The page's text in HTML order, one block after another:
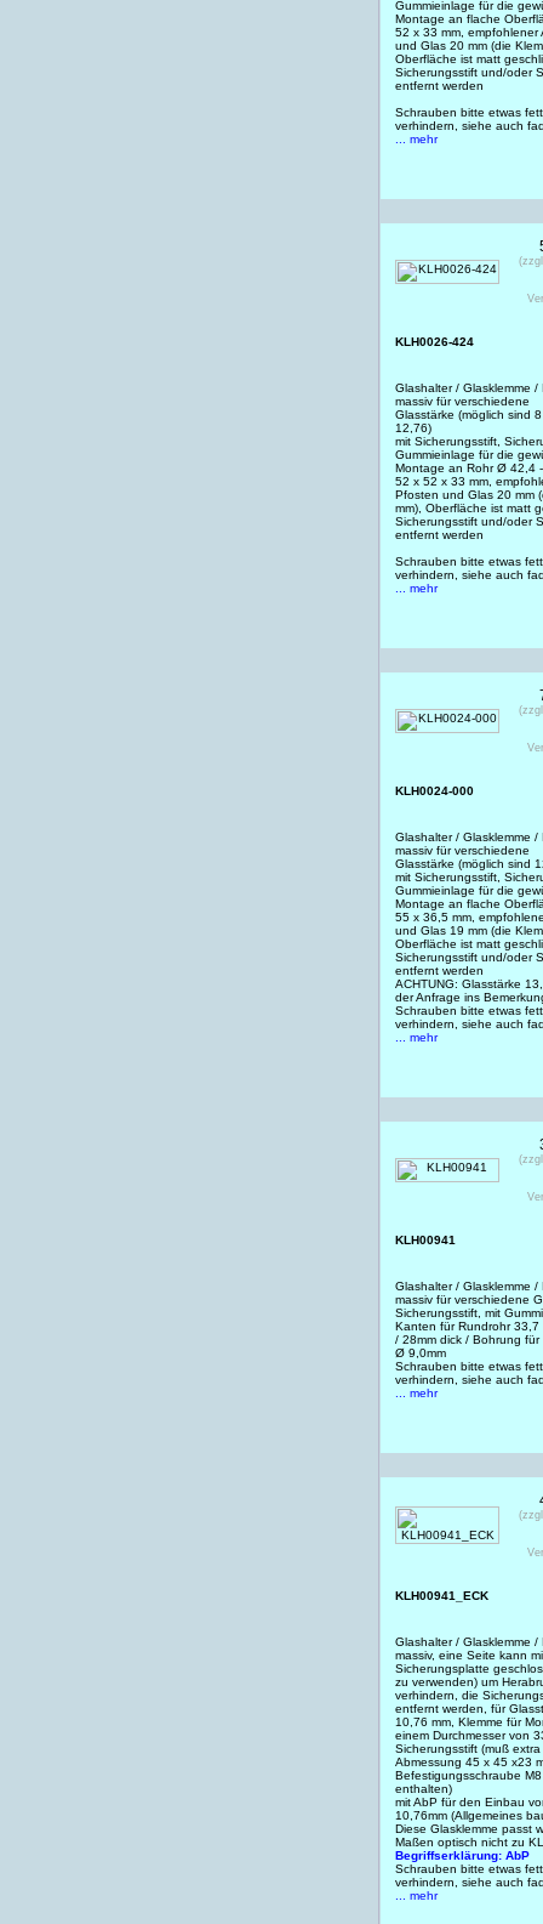
Gummieinlage für die
Montage an flache
52 x 33 mm,
und Glas 20 mm (die
Oberfläche ist matt
Sicherungsstift und/oder
entfernt werden
Schrauben bitte etwas
verhindern, siehe auch
... mehr
KLH0026-424
Glashalter / Glasklemme /
massiv für verschiedene
Glasstärke (möglich sind
12,76)
mit Sicherungsstift,
Gummieinlage für die
Montage an Rohr Ø 42,4
52 x 52 x 33 mm,
Pfosten und Glas 20 mm
mm), Oberfläche ist matt
Sicherungsstift und/oder
entfernt werden
Schrauben bitte etwas
verhindern, siehe auch
... mehr
KLH0024-000
Glashalter / Glasklemme /
massiv für verschiedene
Glasstärke (möglich sind
mit Sicherungsstift,
Gummieinlage für die
Montage an flache
55 x 36,5 mm,
und Glas 19 mm (die
Oberfläche ist matt
Sicherungsstift und/oder
entfernt werden
ACHTUNG: Glasstärke
der Anfrage ins
Schrauben bitte etwas
verhindern, siehe auch
... mehr
KLH00941
Glashalter / Glasklemme /
massiv für verschiedene
Sicherungsstift, mit
Kanten für Rundrohr 33,7
/ 28mm dick / Bohrung
Ø 9,0mm
Schrauben bitte etwas
verhindern, siehe auch
... mehr
KLH00941_ECK
Glashalter / Glasklemme
massiv, eine Seite kann
Sicherungsplatte
zu verwenden) um
verhindern, die
entfernt werden, für
10,76 mm, Klemme für
einem Durchmesser von
Sicherungsstift (muß
Abmessung 45 x 45 x23
Befestigungsschraube
enthalten)
mit AbP für den Einbau
10,76mm (Allgemeines
Diese Glasklemme passt
Maßen optisch nicht zu
Begriffserklärung: AbP
Schrauben bitte etwas
verhindern, siehe auch
... mehr